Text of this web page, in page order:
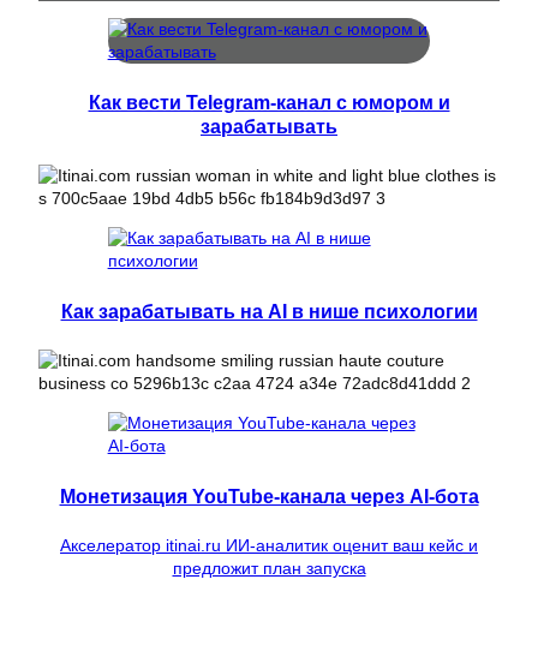
Как вести Telegram-канал с юмором и
зарабатывать
Как зарабатывать на AI в нише психологии
Монетизация YouTube-канала через AI-бота
Акселератор itinai.ru ИИ-аналитик оценит ваш кейс и
предложит план запуска